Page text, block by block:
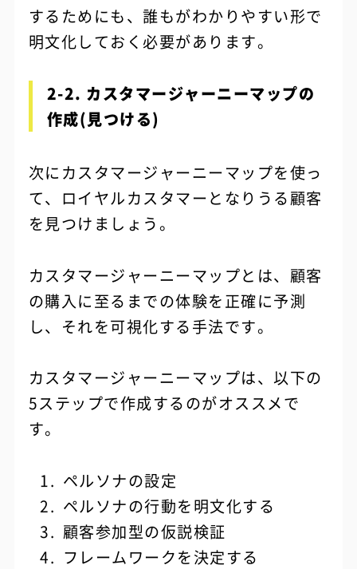
するためにも、誰もがわかりやすい形で
明文化しておく必要があります。
2-2. カスタマージャーニーマップの
作成(見つける)
次にカスタマージャーニーマップを使っ
て、ロイヤルカスタマーとなりうる顧客
を見つけましょう。
カスタマージャーニーマップとは、顧客
の購入に至るまでの体験を正確に予測
し、それを可視化する手法です。
カスタマージャーニーマップは、以下の
5ステップで作成するのがオススメで
す。
ペルソナの設定
ペルソナの行動を明文化する
顧客参加型の仮説検証
フレームワークを決定する